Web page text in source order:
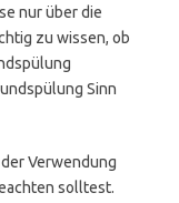
nur über die
zu wissen, ob
Sinn
Verwendung
solltest.